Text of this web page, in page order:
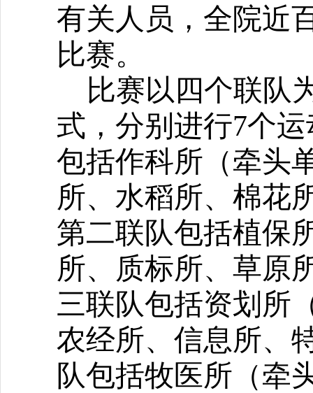
有关人员，全院近
比赛。
比赛以四个联队
式，分别进行7个
包括作科所（牵头
所、水稻所、棉花
第二联队包括植保
所、质标所、草原
三联队包括资划所
农经所、信息所、
队包括牧医所（牵